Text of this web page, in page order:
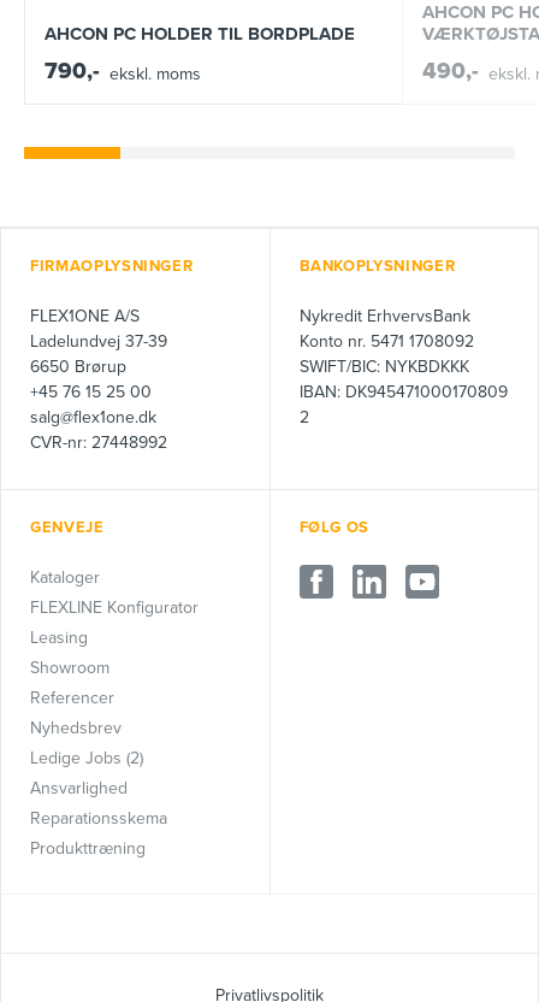
AHCON PC HOLDER TIL BORDPLADE
790,- ekskl. moms
AHCON PC
490,- ekskl.
FIRMAOPLYSNINGER
FLEX1ONE A/S
Ladelundvej 37-39
6650 Brørup
+45 76 15 25 00
salg@flex1one.dk
CVR-nr: 27448992
BANKOPLYSNINGER
Nykredit ErhvervsBank
Konto nr. 5471 1708092
SWIFT/BIC: NYKBDKKK
IBAN: DK945471000170809
2
GENVEJE
Kataloger
FLEXLINE Konfigurator
Leasing
Showroom
Referencer
Nyhedsbrev
Ledige Jobs (2)
Ansvarlighed
Reparationsskema
Produkttræning
FØLG OS
Privatlivspolitik